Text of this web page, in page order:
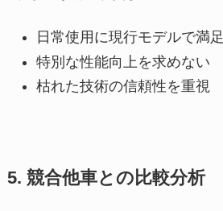
日常使用に現行モデルで満足
特別な性能向上を求めない
枯れた技術の信頼性を重視
5. 競合他車との比較分析